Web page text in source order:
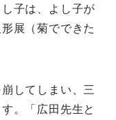
子は、よし子が
展（菊でできた
してしまい、三
。「広田先生と